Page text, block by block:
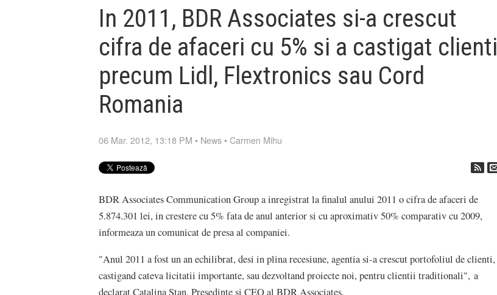
In 2011, BDR Associates si-a crescut
cifra de afaceri cu 5% si a castigat clienti
precum Lidl, Flextronics sau Cord
Romania
06 Mar. 2012, 13:18 PM • News •Carmen Mihu
BDR Associates Communication Group a inregistrat la finalul anului 2011 o cifra de afaceri de
5.874.301 lei, in crestere cu 5% fata de anul anterior si cu aproximativ 50% comparativ cu 2009,
informeaza un comunicat de presa al companiei.
"Anul 2011 a fost un an echilibrat, desi in plina recesiune, agentia si-a crescut portofoliul de clienti,
castigand cateva licitatii importante, sau dezvoltand proiecte noi, pentru clientii traditionali", a
declarat Catalina Stan, Presedinte si CEO al BDR Associates.